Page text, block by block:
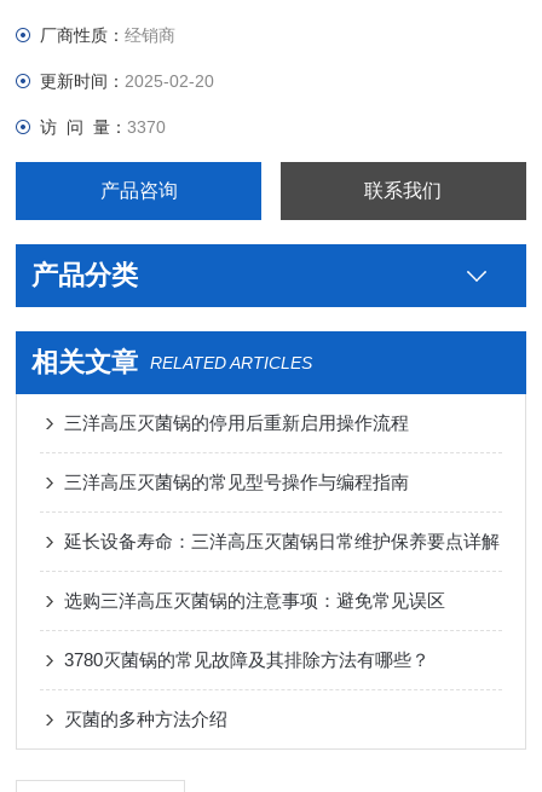
厂商性质：经销商
更新时间： 2025-02-20
访 问 量：3370
产品咨询 联系我们
产品分类
相关文章 RELATED ARTICLES
三洋高压灭菌锅的停用后重新启用操作流程
三洋高压灭菌锅的常见型号操作与编程指南
延长设备寿命：三洋高压灭菌锅日常维护保养要点详解
选购三洋高压灭菌锅的注意事项：避免常见误区
3780灭菌锅的常见故障及其排除方法有哪些？
灭菌的多种方法介绍